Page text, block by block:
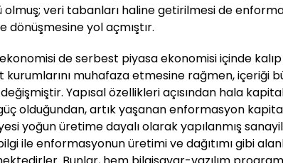
veri tabanları haline getirilmesi de
dönüşmesine yol açmıştır.
de serbest piyasa ekonomisi içinde
kurumlarını muhafaza etmesine rağmen, içeriği
Yapısal özellikleri açısından hala
olduğundan, artık yaşanan enformasyon
yoğun üretime dayalı olarak yapılanmış
ile enformasyonun üretimi ve dağıtımı gibi